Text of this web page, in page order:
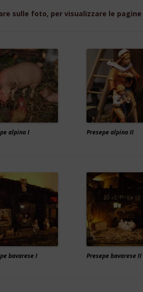
PRESEPE BAVARESE II
BAYERISCHE KRIPPE IV
PRESEPE CON RADICE
PRESEPE ORIENTALE I
PRESEPE ORIENTALE II
PRESEPE ORIENTALE III
sulle foto, per visualizzare le
alpino I Presepe alpino II
bavarese I Presepe bavarese II